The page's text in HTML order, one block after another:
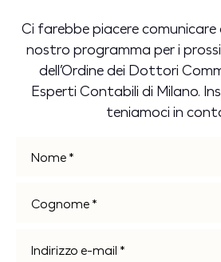
Ci farebbe piacere
nostro programma per i
dell’Ordine dei Dottori
Esperti Contabili di Milano.
teniamoci in